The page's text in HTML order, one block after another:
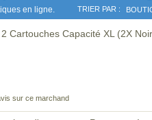
en ligne. TRIER PAR :
Cartouches Capacité XL (2X
sur ce marchand